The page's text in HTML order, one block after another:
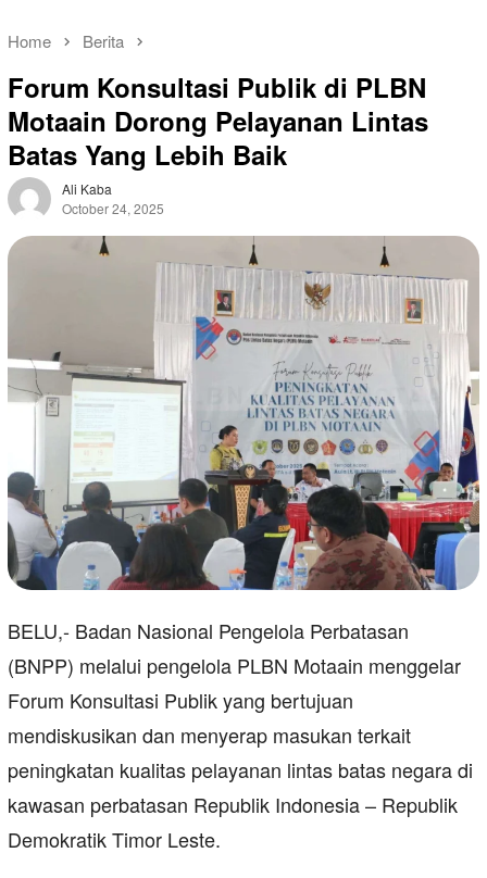
Home Berita
Forum Konsultasi Publik di PLBN
Motaain Dorong Pelayanan Lintas
Batas Yang Lebih Baik
Ali Kaba
October 24, 2025
BELU,- Badan Nasional Pengelola Perbatasan
(BNPP) melalui pengelola PLBN Motaain menggelar
Forum Konsultasi Publik yang bertujuan
mendiskusikan dan menyerap masukan terkait
peningkatan kualitas pelayanan lintas batas negara di
kawasan perbatasan Republik Indonesia – Republik
Demokratik Timor Leste.